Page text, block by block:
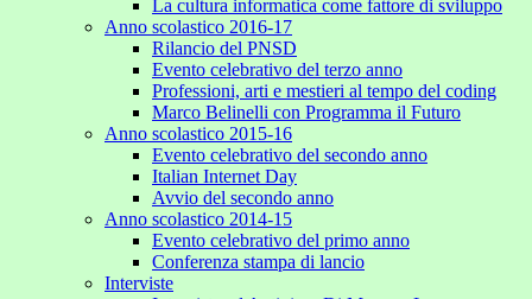
La cultura informatica come fattore di sviluppo
Anno scolastico 2016-17
Rilancio del PNSD
Evento celebrativo del terzo anno
Professioni, arti e mestieri al tempo del coding
Marco Belinelli con Programma il Futuro
Anno scolastico 2015-16
Evento celebrativo del secondo anno
Italian Internet Day
Avvio del secondo anno
Anno scolastico 2014-15
Evento celebrativo del primo anno
Conferenza stampa di lancio
Interviste